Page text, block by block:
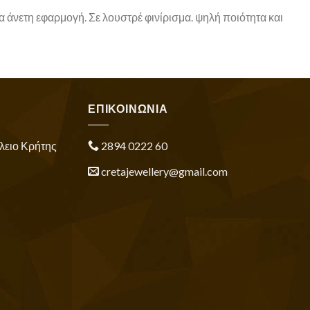
εφαρμογή. Σε λουστρέ φινίρισμα. ψηλή ποιότητα και
Κρήτης
ΕΠΙΚΟΙΝΩΝΙΑ
2894 0222 60
cretajewellery@gmail.com